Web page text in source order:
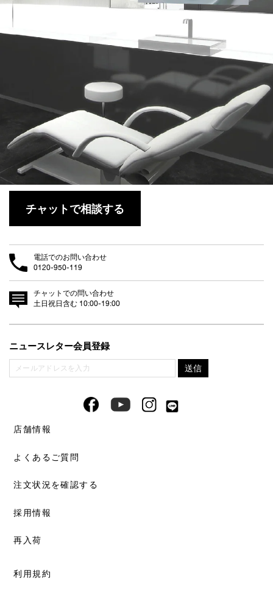
チャットで相談する
電話でのお問い合わせ
0120-950-119
チャットでの問い合わせ
土日祝日含む 10:00-19:00
ニュースレター会員登録
店舗情報
よくあるご質問
注文状況を確認する
採用情報
再入荷
利用規約